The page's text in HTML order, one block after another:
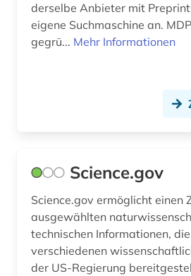
slawistik (1)
sozialwissenschaften (16)
statistik (1)
suchmaschine (3)
synthetische polymere (1)
derselbe Anbieter mit
eigene Suchmaschine an. MDPI ist ein 1996
gegrü... Mehr Informationen
Science.gov
Science.gov ermöglicht einen
ausgewählten
technischen Informationen,
verschiedenen
der US-Regierung